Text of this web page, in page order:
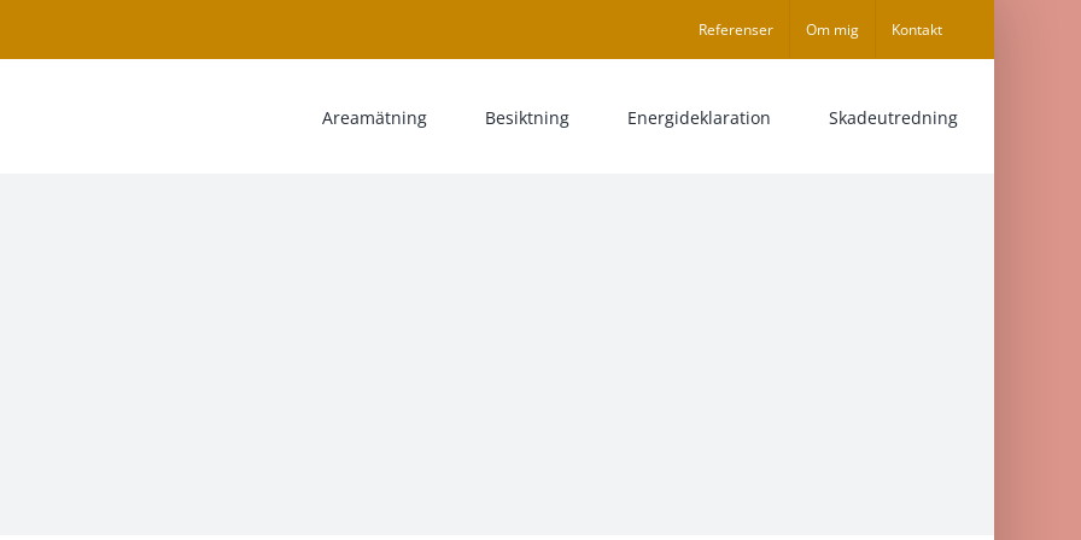
Referenser Om mig Kontakt
Areamätning Besiktning Energideklaration Skadeutredning